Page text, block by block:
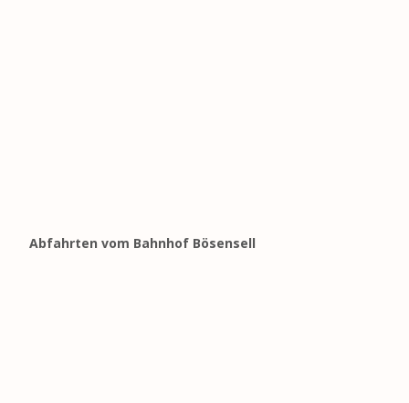
Abfahrten vom Bahnhof Bösensell